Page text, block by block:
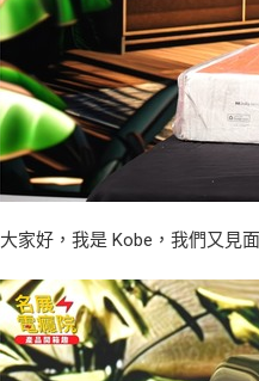
大家好，我是 Kobe，我們又見